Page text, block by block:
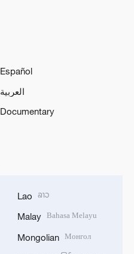
Español
العربية
Documentary
Lao ລາວ
Malay Bahasa Melayu
Mongolian Монгол